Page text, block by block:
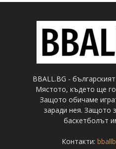
BBALL.BG -
Мястото, където ще
Защото обичаме
заради нея. Защото
баскетболът
Контакти: